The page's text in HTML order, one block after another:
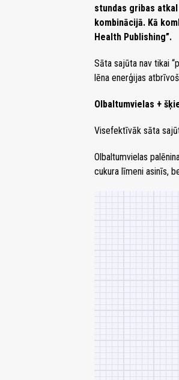
stundas gribas
kombinācijā. Kā
Health Publishing”.
Sāta sajūta nav tikai
lēna enerģijas
Olbaltumvielas +
Visefektīvāk sāta
Olbaltumvielas
cukura līmeni asinīs,